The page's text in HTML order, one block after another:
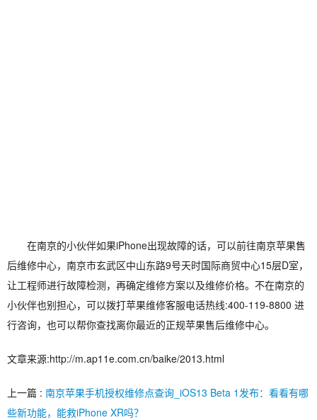
在南京的小伙伴如果iPhone出现故障的话，可以前往南京苹果售
后维修中心，南京市玄武区中山东路9号天时国际商贸中心15层D室，
让工程师进行故障检测，再确定维修方案以及维修价格。不在南京的
小伙伴也别担心，可以拨打苹果维修客服电话热线:400-119-8800 进
行咨询，也可以帮你查找离你最近的正规苹果售后维修中心。
文章来源:http://m.ap11e.com.cn/baike/2013.html
上一篇 : 南京苹果手机授权维修点查询_iOS13 Beta 1发布：看看有哪
些新功能，能救iPhone XR吗？